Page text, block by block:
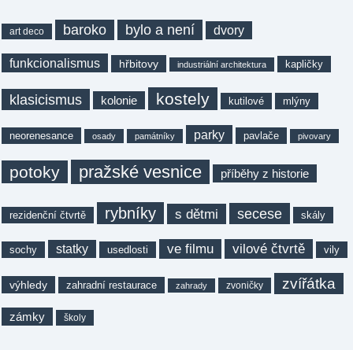
art deco baroko bylo a není dvory
funkcionalismus hřbitovy industriální architektura kapličky
klasicismus kolonie kostely kutilové mlýny
neorenesance osady památníky parky pavlače pivovary
potoky pražské vesnice příběhy z historie
rezidenční čtvrtě rybníky s dětmi secese skály
sochy statky usedlosti ve filmu vilové čtvrtě vily
výhledy zahradní restaurace zahrady zvoničky zvířátka
zámky školy